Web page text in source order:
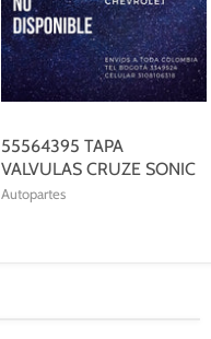
55564395 TAPA
VALVULAS CRUZE SONIC
Autopartes